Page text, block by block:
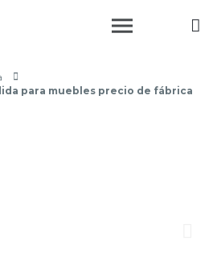
para muebles precio de fábrica